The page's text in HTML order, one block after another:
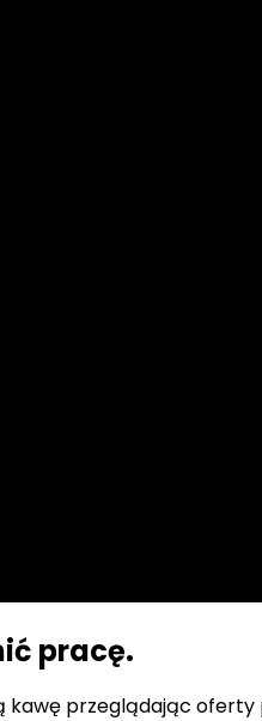
pracę.
kawę przeglądając